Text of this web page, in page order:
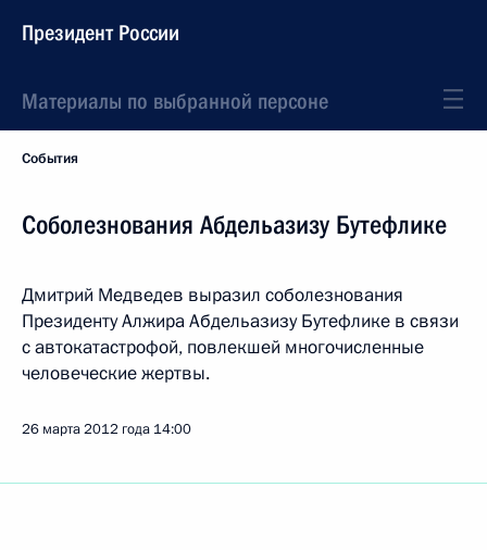
Президент России
Материалы по выбранной персоне
События
Соболезнования Абдельазизу Бутефлике
Дмитрий Медведев выразил соболезнования
Президенту Алжира Абдельазизу Бутефлике в связи
с автокатастрофой, повлекшей многочисленные
человеческие жертвы.
26 марта 2012 года 14:00